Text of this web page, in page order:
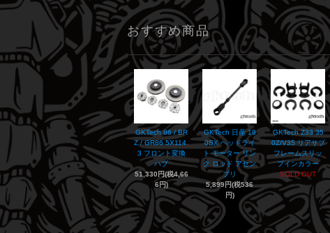
おすすめ商品
GKTech 86 / BR
Z / GR86 5X114.
3 フロント変換
ハブ
51,330円(税4,66
6円)
GKTech 日産 18
0SX ヘッドライ
ト モーター リン
ク ロッド アセン
ブリ
5,899円(税536
円)
GKTech Z33 35
0Z/V35 リアサブ
フレームスリッ
プインカラー
SOLD OUT